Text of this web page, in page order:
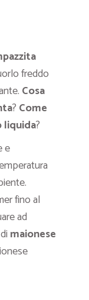
freddo
Cosa
? Come
liquida?
e
fino al
ad
maionese